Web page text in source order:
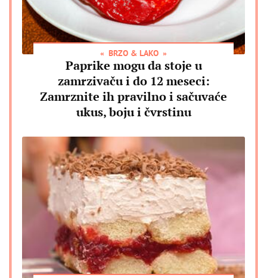
BRZO & LAKO
Paprike mogu da stoje u
zamrzivaču i do 12 meseci:
Zamrznite ih pravilno i sačuvaće
ukus, boju i čvrstinu